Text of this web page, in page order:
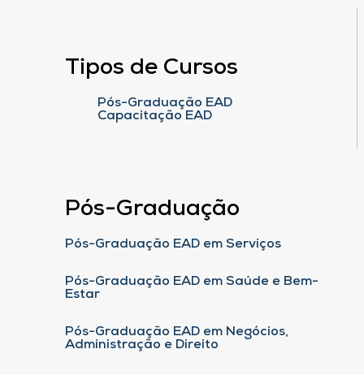
Tipos de Cursos
Pós-Graduação EAD
Capacitação EAD
Pós-Graduação
Pós-Graduação EAD em Serviços
Pós-Graduação EAD em Saúde e Bem-
Estar
Pós-Graduação EAD em Negócios,
Administração e Direito